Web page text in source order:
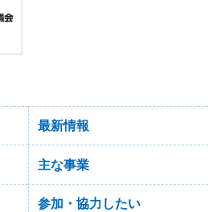
最新情報
主な事業
参加・協力したい